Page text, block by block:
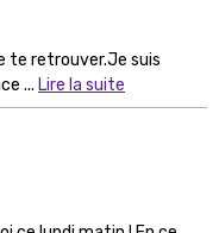
te retrouver.Je suis
... Lire la suite